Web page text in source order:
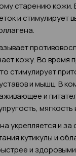
старению кожи.
и стимулирует
кожу. Во время
стимулирует
и мышц. В
и
укрепляется и за
кутикулы и
и